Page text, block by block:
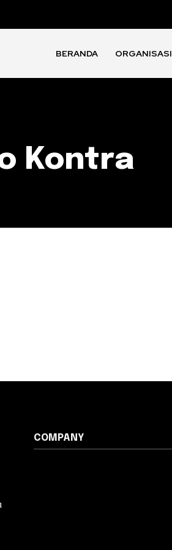
BERANDA ORGANISASI
Kontra
COMPANY